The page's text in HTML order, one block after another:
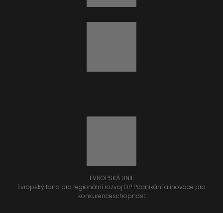
EVROPSKÁ UNIE
Evropský fond pro regionální rozvoj OP Podnikání a inovace pro
konkurenceschopnost